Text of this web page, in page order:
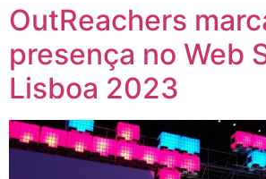
OutReachers
presença no Web
Lisboa 2023